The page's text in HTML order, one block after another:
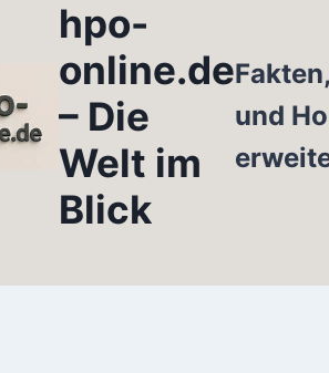
hpo-
online.de
– Die
Welt im
Blick
und